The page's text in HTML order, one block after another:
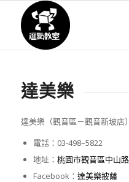
達美樂
達美樂（觀音區－觀音新坡店）
電話： 03-498–5822
地址： 桃園市觀音區中山
Facebook： 達美樂披薩